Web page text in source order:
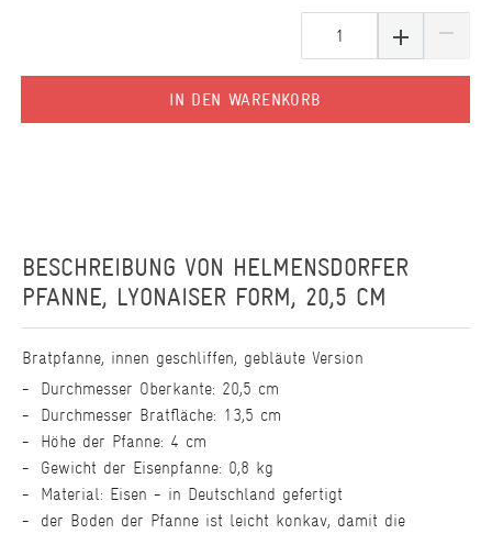
IN DEN WARENKORB
BESCHREIBUNG VON HELMENSDORFER
PFANNE, LYONAISER FORM, 20,5 CM
Bratpfanne, innen geschliffen, gebläute Version
Durchmesser Oberkante: 20,5 cm
Durchmesser Bratfläche: 13,5 cm
Höhe der Pfanne: 4 cm
Gewicht der Eisenpfanne: 0,8 kg
Material: Eisen - in Deutschland gefertigt
der Boden der Pfanne ist leicht konkav, damit die